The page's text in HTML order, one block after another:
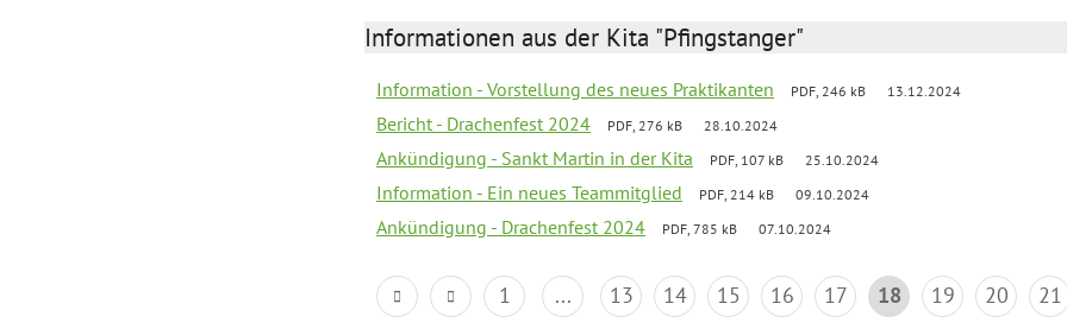
Informationen aus der Kita "Pfingstanger"
Information - Vorstellung des neues Praktikanten PDF, 246 kB 13.12.2024
Bericht - Drachenfest 2024 PDF, 276 kB 28.10.2024
Ankündigung - Sankt Martin in der Kita PDF, 107 kB 25.10.2024
Information - Ein neues Teammitglied PDF, 214 kB 09.10.2024
Ankündigung - Drachenfest 2024 PDF, 785 kB 07.10.2024
1 ... 13 14 15 16 17 18 19 20 21